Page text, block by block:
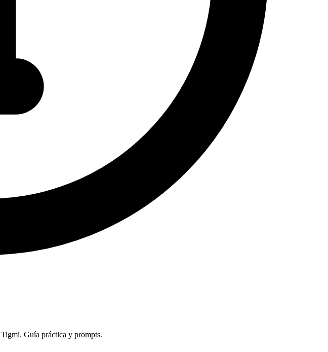
Guía práctica y prompts.